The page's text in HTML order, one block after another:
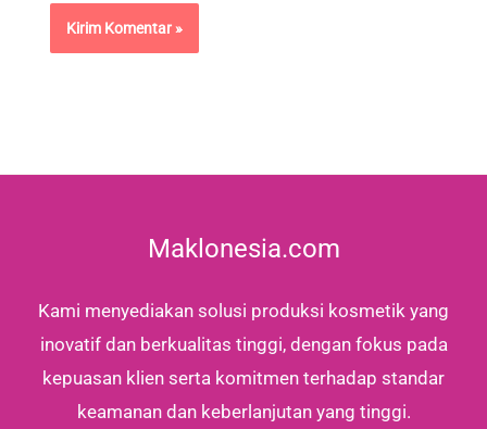
Maklonesia.com
Kami menyediakan solusi produksi kosmetik yang
inovatif dan berkualitas tinggi, dengan fokus pada
kepuasan klien serta komitmen terhadap standar
keamanan dan keberlanjutan yang tinggi.